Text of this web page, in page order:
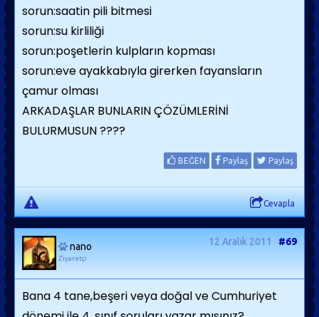
sorun:saatin pili bitmesi
sorun:su kirliliği
sorun:poşetlerin kulpların kopması
sorun:eve ayakkabıyla girerken fayansların
çamur olması
ARKADAŞLAR BUNLARIN ÇÖZÜMLERİNİ
BULURMUSUN ????
BEĞEN Paylaş Paylaş
Cevapla
nano
Ziyaretçi
12 Aralık 2011 #69
Bana 4 tane,beşeri veya doğal ve Cumhuriyet